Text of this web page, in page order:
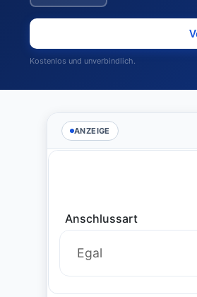
Kostenlos und unverbindlich.
ANZEIGE